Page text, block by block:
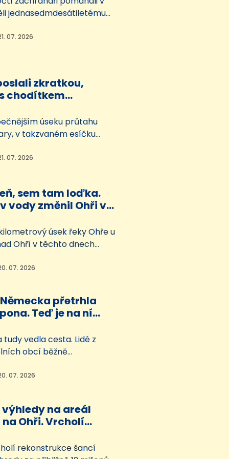
jednasedmdesátiletému
Klingenthalu. Našli
07. 2026
zkratkou,
chodítkem
úseku průtahu
v takzvaném esíčku
pohotový řidič všiml
strážníci.
07. 2026
sem tam loďka.
vody změnil Ohři v
úsek řeky Ohře u
Ohří v těchto dnech
objevily chráněné
stav vody. Pro správce
Ohře nepředstavují
některé vodáky…
07. 2026
přetrhla
Teď je na ní
vedla cesta. Lidé z
obcí běžně
přátelili se, společně
nacisté, začala válka a
všechno jinak.
07. 2026
výhledy na areál
Ohři. Vrcholí
rekonstrukce šancí